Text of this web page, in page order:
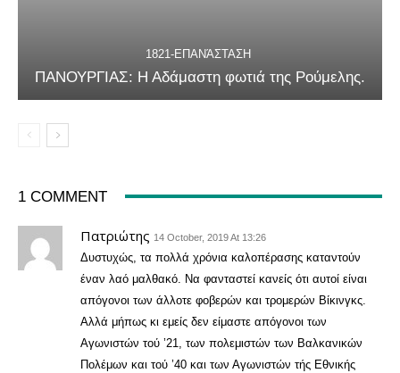
1821-ΕΠΑΝΆΣΤΑΣΗ
ΠΑΝΟΥΡΓΙΑΣ: Η Αδάμαστη φωτιά της Ρούμελης.
1 COMMENT
Πατριώτης 14 October, 2019 At 13:26
Δυστυχώς, τα πολλά χρόνια καλοπέρασης καταντούν
έναν λαό μαλθακό. Να φανταστεί κανείς ότι αυτοί είναι
απόγονοι των άλλοτε φοβερών και τρομερών Βίκινγκς.
Αλλά μήπως κι εμείς δεν είμαστε απόγονοι των
Αγωνιστών τού ’21, των πολεμιστών των Βαλκανικών
Πολέμων και τού ’40 και των Αγωνιστών τής Εθνικής